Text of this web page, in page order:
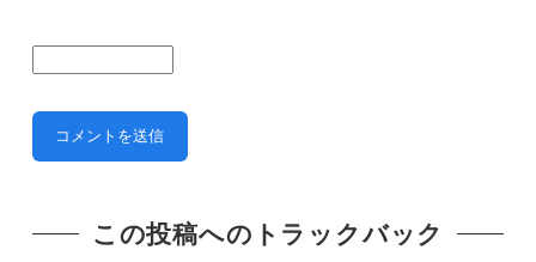
この投稿へのトラックバック